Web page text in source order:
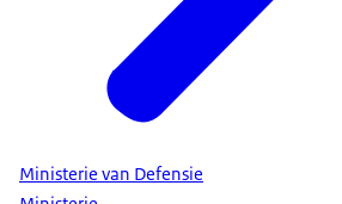
Ministerie van Defensie